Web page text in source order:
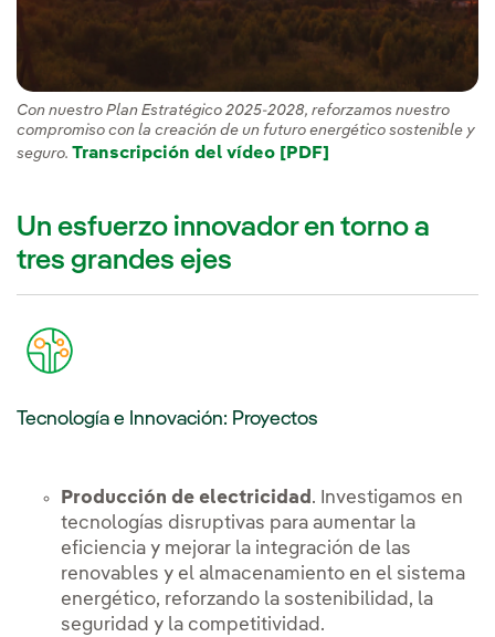
Con nuestro Plan Estratégico 2025-2028, reforzamos nuestro
compromiso con la creación de un futuro energético sostenible y
seguro. Transcripción del vídeo [PDF]
Un esfuerzo innovador en torno a
tres grandes ejes
Tecnología e Innovación: Proyectos
Producción de electricidad . Investigamos en
tecnologías disruptivas para aumentar la
eficiencia y mejorar la integración de las
renovables y el almacenamiento en el sistema
energético, reforzando la sostenibilidad, la
seguridad y la competitividad.